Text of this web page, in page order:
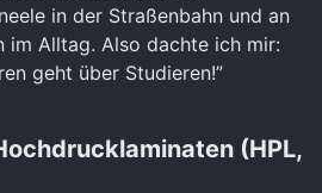
in der Straßenbahn und an
im Alltag. Also dachte ich mir:
geht über Studieren!”
(HPL,